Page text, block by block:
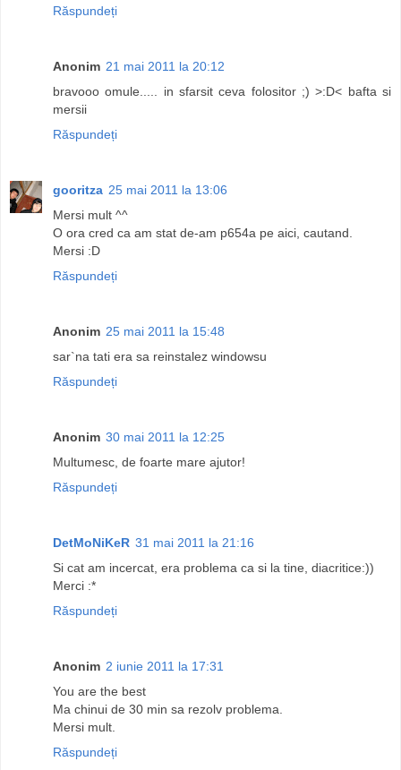
Răspundeți
Anonim 21 mai 2011 la 20:12
bravooo omule..... in sfarsit ceva folositor ;) >:D< bafta si
mersii
Răspundeți
gooritza 25 mai 2011 la 13:06
Mersi mult ^^
O ora cred ca am stat de-am p654a pe aici, cautand.
Mersi :D
Răspundeți
Anonim 25 mai 2011 la 15:48
sar`na tati era sa reinstalez windowsu
Răspundeți
Anonim 30 mai 2011 la 12:25
Multumesc, de foarte mare ajutor!
Răspundeți
DetMoNiKeR 31 mai 2011 la 21:16
Si cat am incercat, era problema ca si la tine, diacritice:))
Merci :*
Răspundeți
Anonim 2 iunie 2011 la 17:31
You are the best
Ma chinui de 30 min sa rezolv problema.
Mersi mult.
Răspundeți